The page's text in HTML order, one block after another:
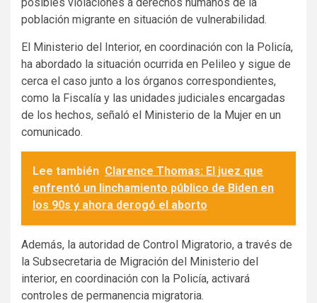
población migrante en situación de vulnerabilidad.
El Ministerio del Interior, en coordinación con la Policía,
ha abordado la situación ocurrida en Pelileo y sigue de
cerca el caso junto a los órganos correspondientes,
como la Fiscalía y las unidades judiciales encargadas
de los hechos, señaló el Ministerio de la Mujer en un
comunicado.
Lee también Clarence Thomas: El juez que
enfrentó un linchamiento público de Biden en
los 90s y ahora derogó el aborto
Además, la autoridad de Control Migratorio, a través de
la Subsecretaria de Migración del Ministerio del
interior, en coordinación con la Policía, activará
controles de permanencia migratoria.